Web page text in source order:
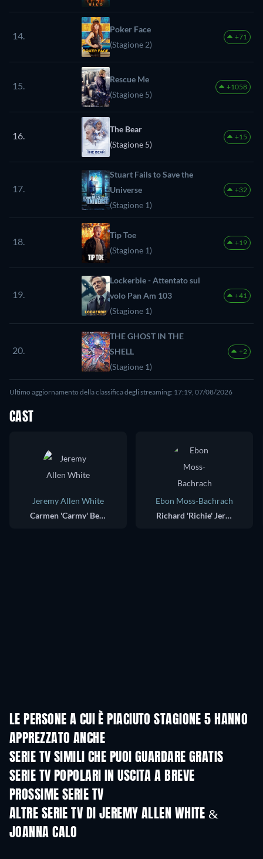
14.
Poker Face
(Stagione 2)
+71
15.
Rescue Me
(Stagione 5)
+1058
16.
The Bear
(Stagione 5)
+15
17.
Stuart Fails to Save the
Universe
(Stagione 1)
+32
18.
Tip Toe
(Stagione 1)
+19
19.
Lockerbie - Attentato sul
volo Pan Am 103
(Stagione 1)
+41
20.
THE GHOST IN THE
SHELL
(Stagione 1)
+2
Ultimo aggiornamento della classifica degli streaming: 17:19, 07/08/2026
CAST
Jeremy Allen White
Carmen 'Carmy' Berzatto
Ebon Moss-Bachrach
Richard 'Richie' Jerimovich
LE PERSONE A CUI È PIACIUTO STAGIONE 5 HANNO
APPREZZATO ANCHE
TV
SERIE TV SIMILI CHE PUOI GUARDARE GRATIS
TV
SERIE TV POPOLARI IN USCITA A BREVE
TV TV
PROSSIME SERIE TV
Stagione 6
ALTRE SERIE TV DI JEREMY ALLEN WHITE &
JOANNA CALO